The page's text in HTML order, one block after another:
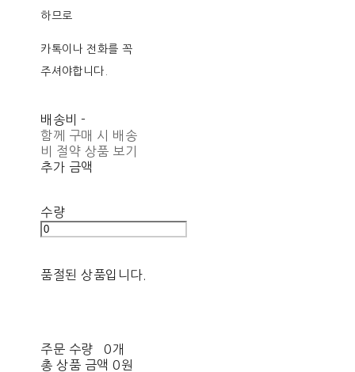
하므로
카톡이나 전화를 꼭
주셔야합니다.
배송비 -
함께 구매 시 배송
비 절약 상품 보기
추가 금액
수량
품절된 상품입니다.
주문 수량
0개
총 상품 금액 0원